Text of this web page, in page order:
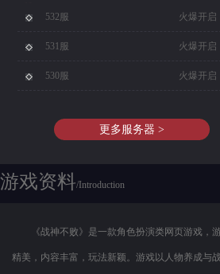
532服 火爆开启
531服 火爆开启
530服 火爆开启
更多服务器 >
游戏资料/Introduction
《战神不败》是一款角色扮演类网页游戏，
精美，内容丰富，玩法新颖。游戏以人物养成与